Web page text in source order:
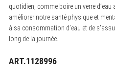
quotidien, comme boire un verre
améliorer notre santé physique et
à sa consommation d’eau et de
long de la journée.
ART.1128996